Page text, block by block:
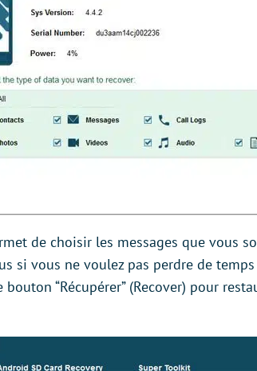
de choisir les messages que vous
si vous ne voulez pas perdre de
“Récupérer” (Recover) pour